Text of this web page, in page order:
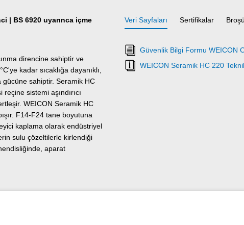
| BS 6920 uyarınca içme
direncine sahiptir ve
kadar sıcaklığa dayanıklı,
gücüne sahiptir. Seramik HC
sistemi aşındırıcı
WEICON Seramik HC
F14-F24 tane boyutuna
kaplama olarak endüstriyel
sulu çözeltilerle kirlendiği
aparat
Veri Sayfaları Sertifikalar
Güvenlik Bilgi Formu WEICON
WEICON Seramik HC 220